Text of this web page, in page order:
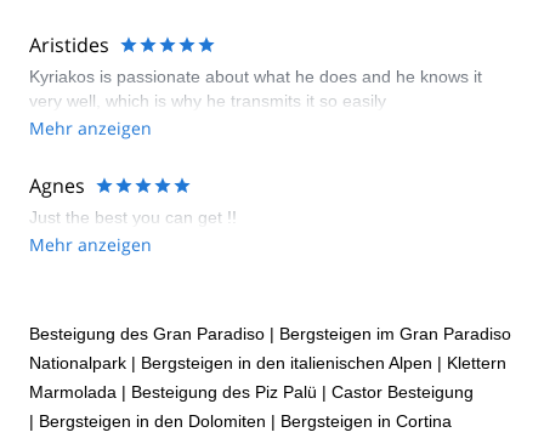
Aristides
Kyriakos is passionate about what he does and he knows it
very well, which is why he transmits it so easily
Mehr anzeigen
Agnes
Just the best you can get !!
Mehr anzeigen
Besteigung des Gran Paradiso | Bergsteigen im Gran Paradiso
Nationalpark | Bergsteigen in den italienischen Alpen | Klettern
Marmolada | Besteigung des Piz Palü | Castor Besteigung
| Bergsteigen in den Dolomiten | Bergsteigen in Cortina